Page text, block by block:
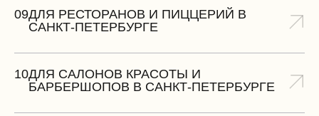
09ДЛЯ РЕСТОРАНОВ И ПИЦЦЕРИЙ В
САНКТ-ПЕТЕРБУРГЕ
10ДЛЯ САЛОНОВ КРАСОТЫ И
БАРБЕРШОПОВ В САНКТ-ПЕТЕРБУРГЕ